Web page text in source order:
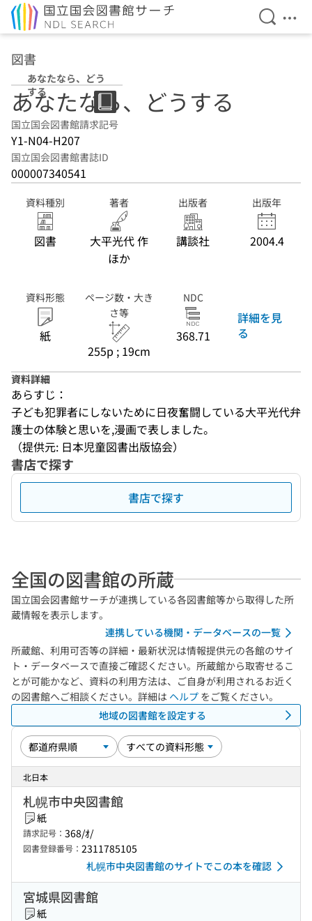
検索を
メ
図書
あなたなら、どう
する
あなたなら、どうする
国立国会図書館請求記号
Y1-N04-H207
国立国会図書館書誌ID
000007340541
資料種別
図書
著者
大平光代 作
ほか
出版者
講談社
出版年
2004.4
資料形態
紙
ページ数・大き
さ等
255p ; 19cm
NDC
368.71
詳細を見
る
資料詳細
あらすじ：
子ども犯罪者にしないために日夜奮闘している大平光代弁
護士の体験と思いを,漫画で表しました。
（提供元: 日本児童図書出版協会）
書店で探す
書店で探す
全国の図書館の所蔵
国立国会図書館サーチが連携している各図書館等から取得した所
蔵情報を表示します。
連携している機関・データベースの一覧
所蔵館、利用可否等の詳細・最新状況は情報提供元の各館のサイ
ト・データベースで直接ご確認ください。所蔵館から取寄せるこ
とが可能かなど、資料の利用方法は、ご自身が利用されるお近く
の図書館へご相談ください。詳細は ヘルプ をご覧ください。
地域の図書館を設定する
北日本
札幌市中央図書館
紙
請求記号： 368/ｵ/
図書登録番号： 2311785105
札幌市中央図書館のサイトでこの本を確認
宮城県図書館
紙